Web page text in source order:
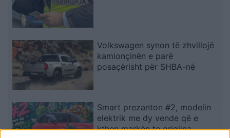
Volkswagen synon të zhvillojë
kamionçinën e parë
posaçërisht për SHBA-në
Smart prezanton #2, modelin
elektrik me dy vende që e
kthen markën te origjina